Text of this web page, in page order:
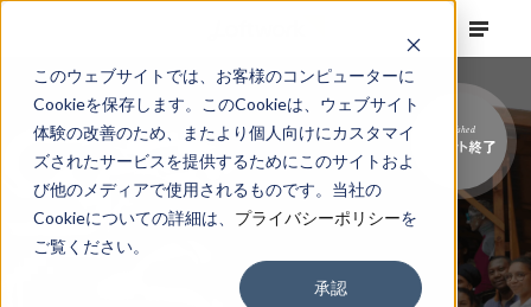
このウェブサイトでは、お客様のコンピューターに
Cookieを保存します。このCookieは、ウェブサイト
体験の改善のため、またより個人向けにカスタマイ
ズされたサービスを提供するためにこのサイトおよ
び他のメディアで使用されるものです。当社の
Cookieについての詳細は、 プライバシーポリシーを
ご覧ください。
承認
Finished
イベント終了